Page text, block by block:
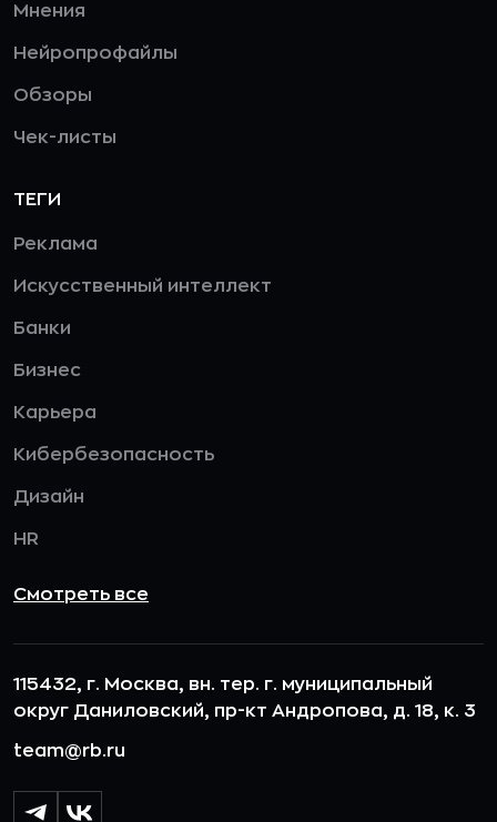
Мнения
Нейропрофайлы
Обзоры
Чек-листы
ТЕГИ
Реклама
Искусственный интеллект
Банки
Бизнес
Карьера
Кибербезопасность
Дизайн
HR
Смотреть все
115432, г. Москва, вн. тер. г. муниципальный
округ Даниловский, пр-кт Андропова, д. 18, к. 3
team@rb.ru